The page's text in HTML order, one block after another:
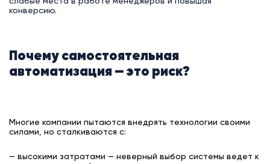
конверсию.
Почему самостоятельная
автоматизация — это риск?
Многие компании пытаются внедрять технологии своими
силами, но сталкиваются с:
— высокими затратами — неверный выбор системы ведет к